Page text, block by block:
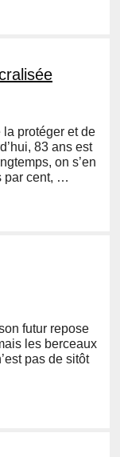
la protéger et de
83 ans est
on s’en
par cent, …
futur repose
les berceaux
pas de sitôt